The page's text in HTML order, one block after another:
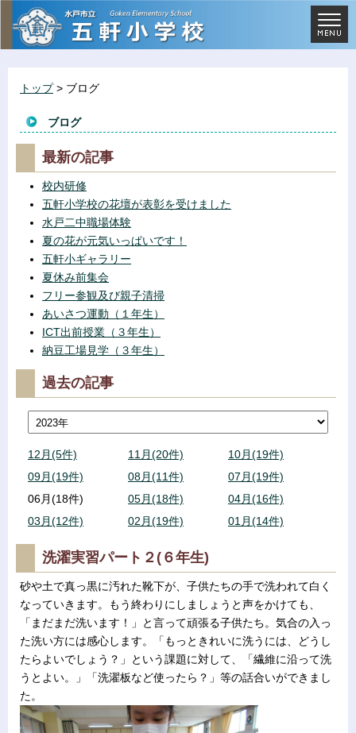
トップ> ブログ
ブログ
最新の記事
校内研修
五軒小学校の花壇が表彰を受けました
水戸二中職場体験
夏の花が元気いっぱいです！
五軒小ギャラリー
夏休み前集会
フリー参観及び親子清掃
あいさつ運動（１年生）
ICT出前授業（３年生）
納豆工場見学（３年生）
過去の記事
12月(5件) 11月(20件)
10月(19件)
09月(19件)
08月(11件)
07月(19件)
06月(18件)
05月(18件)
04月(16件)
03月(12件)
02月(19件) 01月(14件)
洗濯実習パート２(６年生)
砂や土で真っ黒に汚れた靴下が、子供たちの手で洗われて白く
なっていきます。もう終わりにしましょうと声をかけても、
「まだまだ洗います！」と言って頑張る子供たち。気合の入っ
た洗い方には感心します。「もっときれいに洗うには、どうし
たらよいでしょう？」という課題に対して、「繊維に沿って洗
うとよい。」「洗濯板など使ったら？」等の話合いができまし
た。